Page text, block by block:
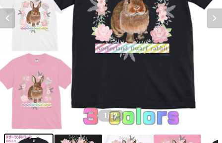
1 /19